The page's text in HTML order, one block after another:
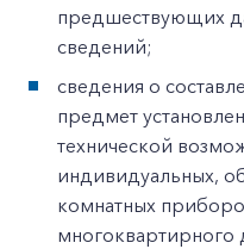
предшествующих
сведений;
сведения о
предмет
технической
индивидуальных,
комнатных
многоквартирного